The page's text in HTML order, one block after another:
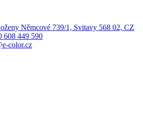
Němcové 739/1, Svitavy 568 02, CZ
608 449 590
color.cz